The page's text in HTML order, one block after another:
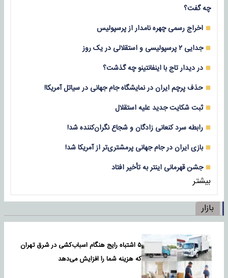
چه گفت؟
اخراج رسمی چهره نامدار از پرسپولیس
جدایی ۲ پرسپولیسی و استقلالی در یک روز
در دیدار تاج با اینفانتینو چه گذشت؟
حذف پرچم ایران در نمایشگاه جام جهانی در سیاتل آمریکا!
ثبت شکایت جدید علیه استقلال
رابطه سرد کنعانی زادگان و شجاع نگران‌کننده شد!
بازی‌ ایران در جام جهانی پرمشتری‌تر از آمریکا شد!
جشن قهرمانی اینتر به تأخیر افتاد
بیشتر
بازار
۵ اشتباه رایج هنگام اسباب‌کشی در شرق تهران
که هزینه شما را افزایش می‌دهد